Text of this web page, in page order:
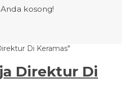
kosong!
Di Keramas"
Direktur Di